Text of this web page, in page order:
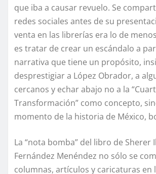
que iba a causar revuelo. Se
redes sociales antes de su
venta en las librerías era lo de
es tratar de crear un escándalo a
narrativa que tiene un propósito,
desprestigiar a López Obrador, a
cercanos y echar abajo no a la
Transformación” como concepto,
momento de la historia de México,
La “nota bomba” del libro de Sherer
Fernández Menéndez no sólo se
columnas, artículos y caricaturas en